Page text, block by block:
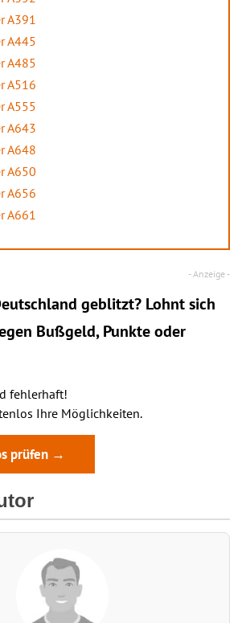
A391
A445
A485
A516
A555
A643
A648
A650
A656
A661
geblitzt? Lohnt sich
Bußgeld, Punkte oder
fehlerhaft!
Ihre Möglichkeiten.
prüfen →